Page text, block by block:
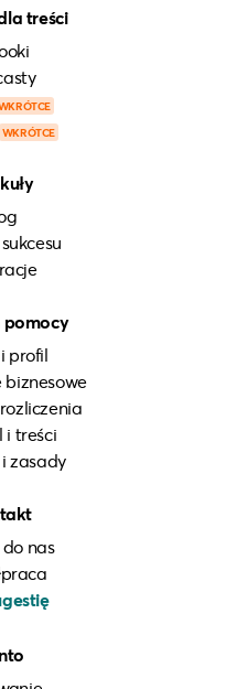
treści
WKRÓTCE
pomocy
profil
biznesowe
i treści
zasady
nas